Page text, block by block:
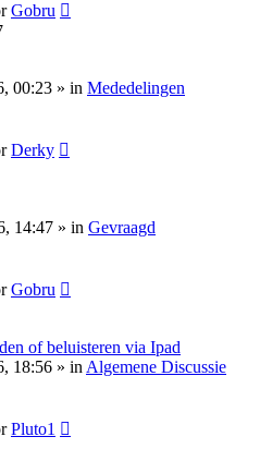
Gobru
00:23 » in Mededelingen
Derky
14:47 » in Gevraagd
Gobru
of beluisteren via Ipad
18:56 » inAlgemene Discussie
Pluto1